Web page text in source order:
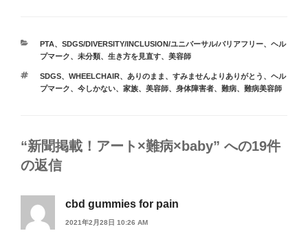
e
b
o
o
d
o
カ
テ
リ
ー
PTA、 SDGS/DIVERSITY/INCLUSION/ユニバーサル/バリアフリー、 ヘル
プマーク、 未分類、 生き方を見直す、 美容師
タ
グ
SDGS、 WHEELCHAIR、 ありのまま 、 すみませんよりありがとう 、 ヘル
プマーク、 今しかない、 家族、 美容師、 身体障害者、 難病、 難病美容師
“新聞掲載！アート×難病×baby” への19件
の返信
cbd gummies for pain
2021年2月28日 10:26 AM